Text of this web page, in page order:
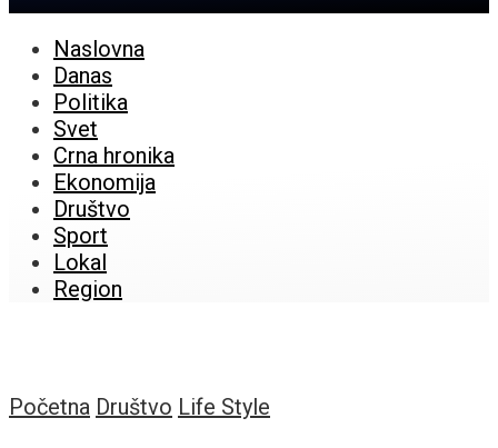
Naslovna
Danas
Politika
Svet
Crna hronika
Ekonomija
Društvo
Sport
Lokal
Region
Početna Društvo Life Style